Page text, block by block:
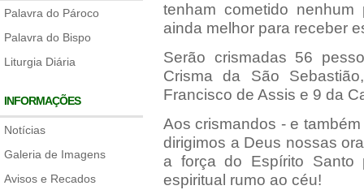
Palavra do Pároco
Palavra do Bispo
Liturgia Diária
INFORMAÇÕES
Notícias
Galeria de Imagens
Avisos e Recados
tenham cometido
ainda melhor para receber
Serão crismadas 56
Crisma da São
Francisco de Assis e 9 da
Aos crismandos - e
dirigimos a Deus nossas
a força do Espírito Santo
espiritual rumo ao céu!